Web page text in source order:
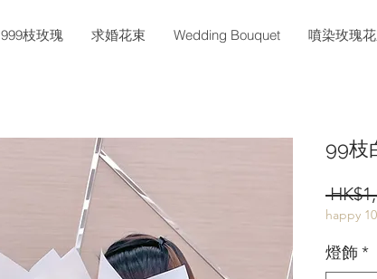
999枝玫瑰 求婚花束 Wedding Bouquet 噴染玫瑰
99枝
happy
燈飾*